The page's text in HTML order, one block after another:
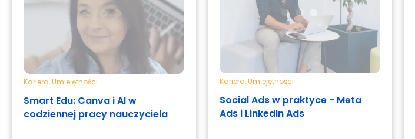
Kariera,Umiejętności
Smart Edu: Canva i AI w
codziennej pracy nauczyciela
Kariera,Umiejętności
Social Ads w praktyce - Meta
Ads i LinkedIn Ads